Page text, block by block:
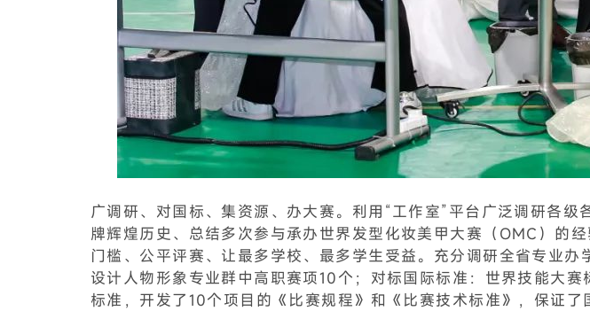
广调研、对国标、集资源、办大赛。利用“工作室”平台广泛调研各
牌辉煌历史、总结多次参与承办世界发型化妆美甲大赛（OMC）的
门槛、公平评赛、让最多学校、最多学生受益。充分调研全省专业
设计人物形象专业群中高职赛项10个；对标国际标准：世界技能大
标准，开发了10个项目的《比赛规程》和《比赛技术标准》，保证